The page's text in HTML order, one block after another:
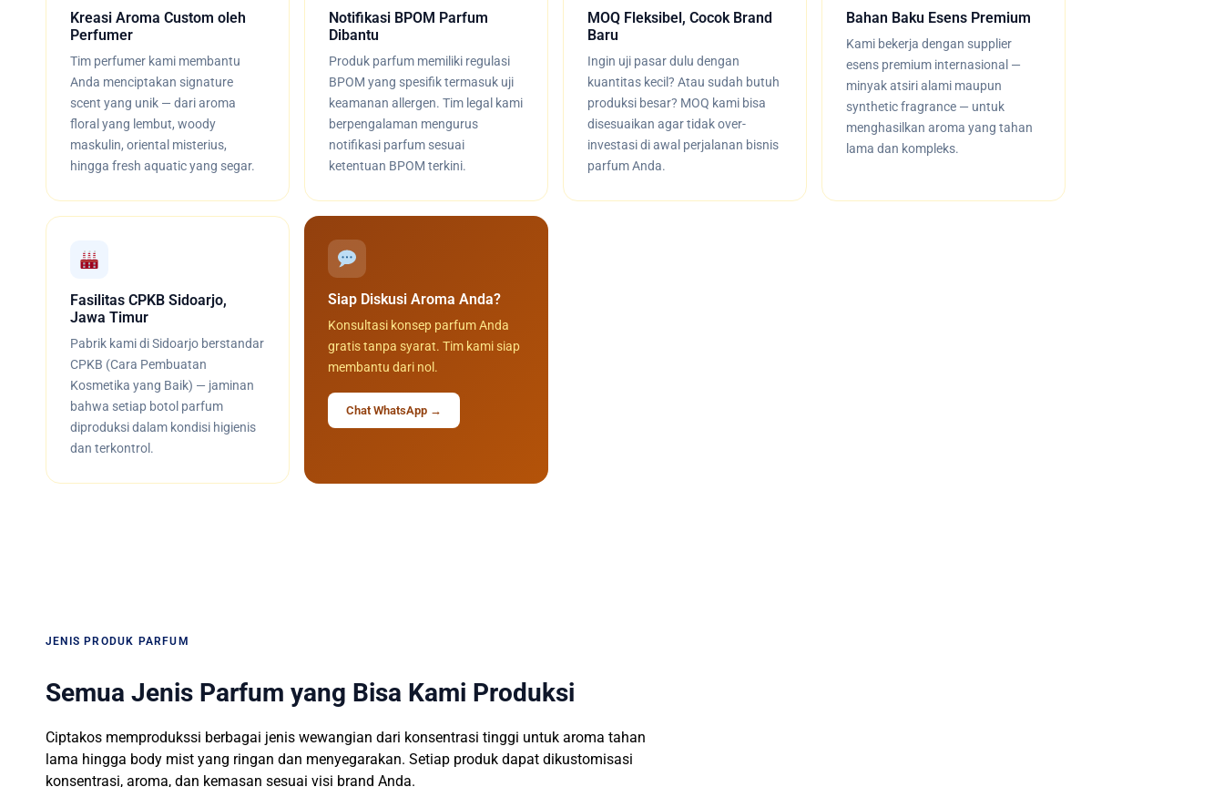
Kreasi Aroma Custom oleh
Perfumer
Tim perfumer kami membantu
Anda menciptakan signature
scent yang unik — dari aroma
floral yang lembut, woody
maskulin, oriental misterius,
hingga fresh aquatic yang segar.
Notifikasi BPOM Parfum
Dibantu
Produk parfum memiliki regulasi
BPOM yang spesifik termasuk uji
keamanan allergen. Tim legal kami
berpengalaman mengurus
notifikasi parfum sesuai
ketentuan BPOM terkini.
MOQ Fleksibel, Cocok Brand
Baru
Ingin uji pasar dulu dengan
kuantitas kecil? Atau sudah butuh
produksi besar? MOQ kami bisa
disesuaikan agar tidak over-
investasi di awal perjalanan bisnis
parfum Anda.
Bahan Baku Esens Premium
Kami bekerja dengan supplier
esens premium internasional —
minyak atsiri alami maupun
synthetic fragrance — untuk
menghasilkan aroma yang tahan
lama dan kompleks.
Fasilitas CPKB Sidoarjo,
Jawa Timur
Pabrik kami di Sidoarjo berstandar
CPKB (Cara Pembuatan
Kosmetika yang Baik) — jaminan
bahwa setiap botol parfum
diproduksi dalam kondisi higienis
dan terkontrol.
Siap Diskusi Aroma Anda?
Konsultasi konsep parfum Anda
gratis tanpa syarat. Tim kami siap
membantu dari nol.
Chat WhatsApp →
JENIS PRODUK PARFUM
Semua Jenis Parfum yang Bisa Kami Produksi
Ciptakos memprodukssi berbagai jenis wewangian dari konsentrasi tinggi untuk aroma tahan
lama hingga body mist yang ringan dan menyegarakan. Setiap produk dapat dikustomisasi
konsentrasi, aroma, dan kemasan sesuai visi brand Anda.